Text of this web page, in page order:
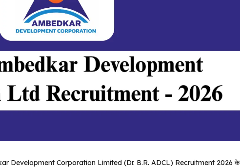
Development Corporation Limited (Dr. B.R. ADCL) Recruitment 2026 के